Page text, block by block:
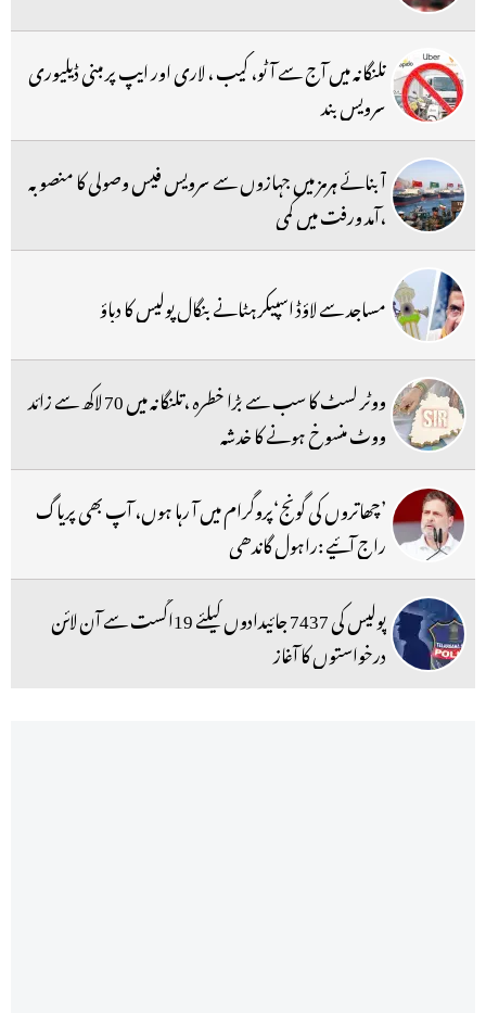
تلنگانہ میں آج سے آٹو، کیب ، لاری اور ایپ پر مبنی ڈیلیوری
سرویس بند
آبنائے ہرمز میں جہازوں سے سرویس فیس وصولی کا منصوبہ
،آمد ورفت میں کمی
مساجد سے لاؤڈ اسپیکر ہٹانے بنگال پولیس کا دباؤ
ووٹر لسٹ کا سب سے بڑا خطرہ ،تلنگانہ میں 70 لاکھ سے زائد
ووٹ منسوخ ہونے کا خدشہ
’چھاتروں کی گونج‘پروگرام میں آ رہا ہوں، آپ بھی پریاگ
راج آئیے :راہول گاندھی
پولیس کی 7437 جائیدادوں کیلئے 19اگست سے آن لائن
درخواستوں کا آغاز